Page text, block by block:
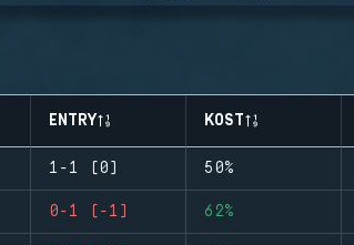
ENTRY KOST
1-1 (0) 50%
0-1 (-1) 62%